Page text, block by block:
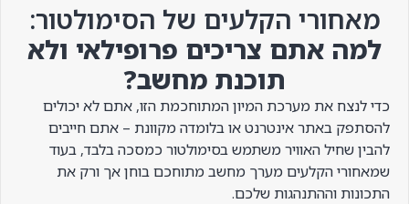
מאחורי הקלעים של הסימולטור:
למה אתם צריכים פרופילאי ולא
תוכנת מחשב?
כדי לנצח את מערכת המיון המתוחכמת הזו, אתם לא יכולים
להסתפק באתר אינטרנט או בלומדה מקוונת – אתם חייבים
להבין שחיל האוויר משתמש בסימולטור כמסכה בלבד, בעוד
שמאחורי הקלעים מערך מחשב מתוחכם בוחן אך ורק את
התכונות וההתנהגות שלכם.